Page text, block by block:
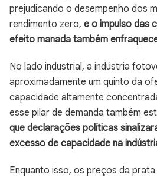
prejudicando o desempenho dos
rendimento zero, e o impulso das
efeito manada também
No lado industrial, a indústria
aproximadamente um quinto da
capacidade altamente
esse pilar de demanda também
que declarações políticas
excesso de capacidade na
Enquanto isso, os preços da